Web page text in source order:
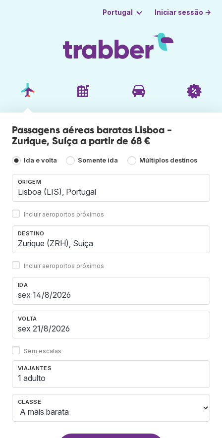
Portugal Iniciar sessão →
Passagens aéreas baratas Lisboa -
Zurique, Suíça a partir de 68 €
Ida e volta Somente ida Múltiplos destinos
ORIGEM
Incluir aeroportos próximos
DESTINO
Incluir aeroportos próximos
IDA
VOLTA
Sem escalas
VIAJANTES
1 adulto
CLASSE